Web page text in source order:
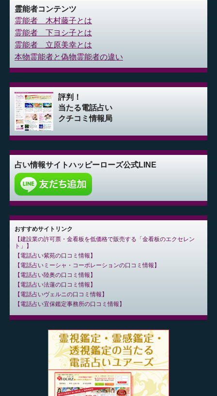
霊能者コンテンツ
霊能者 木村藤子とは
霊能者 下ヨシ子とは
霊能者 立原美幸とは
本物霊能者と偽物霊能者の違い
評判！
当たる電話占い
クチコミ情報局
占い情報サイトハッピーローズ公式LINE
おすすめサイトリンク
建設業の許可票・金看板を低価格で販売する「金看板のエクセレン
ト」
電話占い紫苑の口コミ情報
電話占いミーシャ・コーポレーションの口コミ情報
電話占い陸奥の口コミ情報
電話占い法蓮の口コミ情報
電話占いヴェルニの口コミ情報
電話占い宜保鑑定事務所の口コミ情報